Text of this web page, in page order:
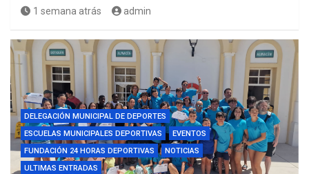
1 semana atrás admin
DELEGACIÓN MUNICIPAL DE DEPORTES
ESCUELAS MUNICIPALES DEPORTIVAS
EVENTOS
FUNDACIÓN 24 HORAS DEPORTIVAS
NOTICIAS
ULTIMAS ENTRADAS